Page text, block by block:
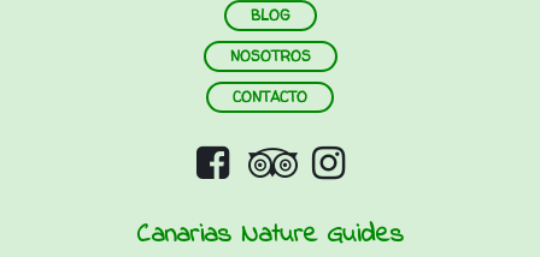
BLOG
NOSOTROS
CONTACTO
Canarias Nature Guides